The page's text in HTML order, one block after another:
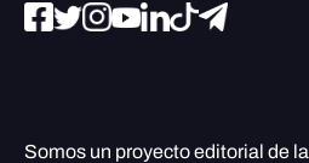
Somos un proyecto editorial de la